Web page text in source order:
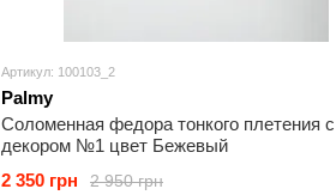
Артикул: 100103_2
Palmy
Соломенная федора тонкого плетения с
декором №1 цвет Бежевый
2 950 грн
2 350 грн